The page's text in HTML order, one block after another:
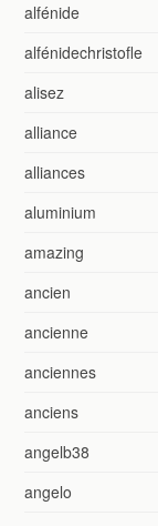
alfénide
alfénidechristofle
alisez
alliance
alliances
aluminium
amazing
ancien
ancienne
anciennes
anciens
angelb38
angelo